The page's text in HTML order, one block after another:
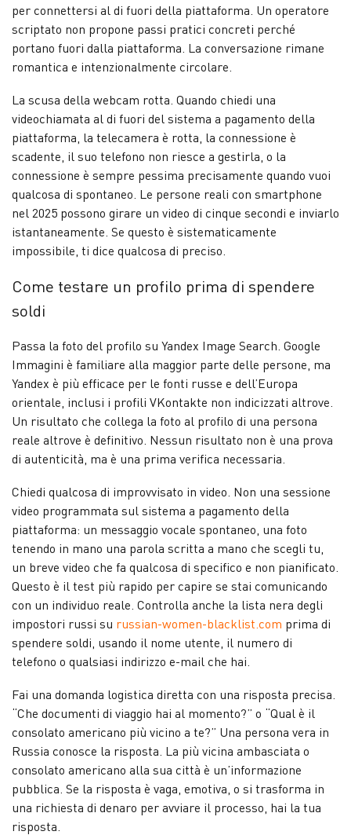
per connettersi al di fuori della piattaforma. Un operatore
scriptato non propone passi pratici concreti perché
portano fuori dalla piattaforma. La conversazione rimane
romantica e intenzionalmente circolare.
La scusa della webcam rotta. Quando chiedi una
videochiamata al di fuori del sistema a pagamento della
piattaforma, la telecamera è rotta, la connessione è
scadente, il suo telefono non riesce a gestirla, o la
connessione è sempre pessima precisamente quando vuoi
qualcosa di spontaneo. Le persone reali con smartphone
nel 2025 possono girare un video di cinque secondi e inviarlo
istantaneamente. Se questo è sistematicamente
impossibile, ti dice qualcosa di preciso.
Come testare un profilo prima di spendere
soldi
Passa la foto del profilo su Yandex Image Search. Google
Immagini è familiare alla maggior parte delle persone, ma
Yandex è più efficace per le fonti russe e dell’Europa
orientale, inclusi i profili VKontakte non indicizzati altrove.
Un risultato che collega la foto al profilo di una persona
reale altrove è definitivo. Nessun risultato non è una prova
di autenticità, ma è una prima verifica necessaria.
Chiedi qualcosa di improvvisato in video. Non una sessione
video programmata sul sistema a pagamento della
piattaforma: un messaggio vocale spontaneo, una foto
tenendo in mano una parola scritta a mano che scegli tu,
un breve video che fa qualcosa di specifico e non pianificato.
Questo è il test più rapido per capire se stai comunicando
con un individuo reale. Controlla anche la lista nera degli
impostori russi su russian-women-blacklist.com prima di
spendere soldi, usando il nome utente, il numero di
telefono o qualsiasi indirizzo e-mail che hai.
Fai una domanda logistica diretta con una risposta precisa.
“Che documenti di viaggio hai al momento?” o “Qual è il
consolato americano più vicino a te?” Una persona vera in
Russia conosce la risposta. La più vicina ambasciata o
consolato americano alla sua città è un’informazione
pubblica. Se la risposta è vaga, emotiva, o si trasforma in
una richiesta di denaro per avviare il processo, hai la tua
risposta.